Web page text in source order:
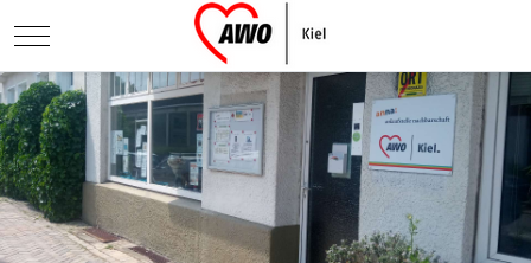
Mobile Menu Toggle